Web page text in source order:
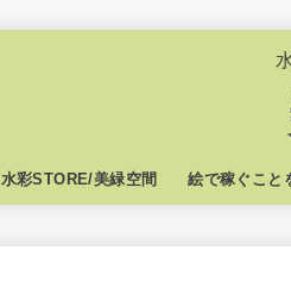
水彩STORE/美緑空間 絵で稼ぐこと